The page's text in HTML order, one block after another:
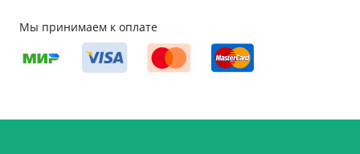
Мы принимаем к оплате